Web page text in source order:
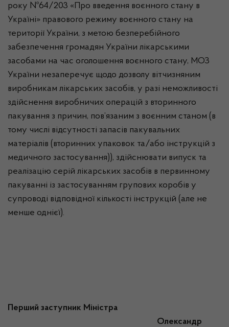
року №64/203 «Про введення воєнного стану в
Україні» правового режиму воєнного стану на
території України, з метою безперебійного
забезпечення громадян України лікарськими
засобами на час оголошення воєнного стану, МОЗ
України незаперечує щодо дозволу вітчизняним
виробникам лікарських засобів, у разі неможливості
здійснення виробничих операцій з вторинного
пакування з причин, пов’язаним з воєнним станом (в
тому числі відсутності запасів пакувальних
матеріалів (вторинних упаковок та/або інструкцій з
медичного застосування)), здійснювати випуск та
реалізацію серій лікарських засобів в первинному
пакуванні із застосуванням групових коробів у
супроводі відповідної кількості інструкцій (але не
менше однієї).
Перший заступник Міністра
Олександр